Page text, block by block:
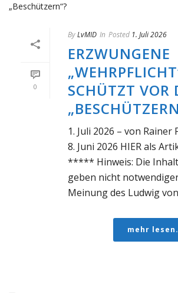
0
ByLvMID In Posted 1. Juli 2026
ERZWUNGENE
SCHÜTZT VOR
1. Juli 2026 – von Rainer
8. Juni 2026 HIER als
***** Hinweis: Die
geben nicht
Meinung des Ludwig
mehr